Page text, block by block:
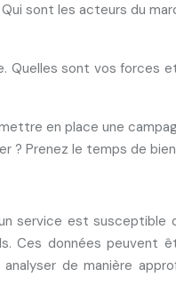
sont les acteurs du
Quelles sont vos forces
en place une
? Prenez le temps de
service est susceptible
Ces données peuvent
de manière